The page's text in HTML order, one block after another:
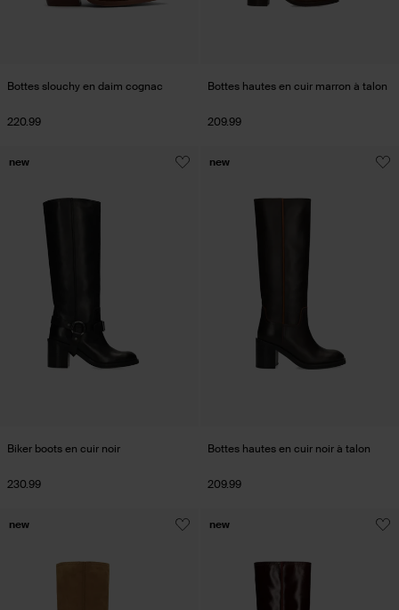
Bottes slouchy en daim cognac
220.99
Bottes hautes en cuir marron à talon
209.99
Biker boots en cuir noir
230.99
new
Bottes hautes en cuir noir à talon
209.99
new
new new